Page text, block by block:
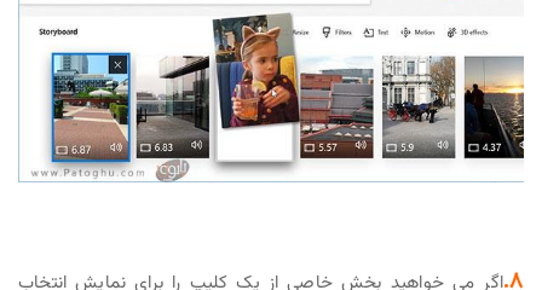
۸. اگر می خواهید بخش خاصی از یک کلیپ را برای نمایش انتخاب